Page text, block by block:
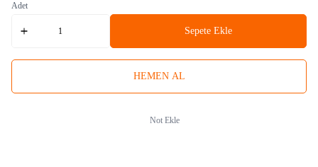
Adet
Sepete Ekle
HEMEN AL
Not Ekle